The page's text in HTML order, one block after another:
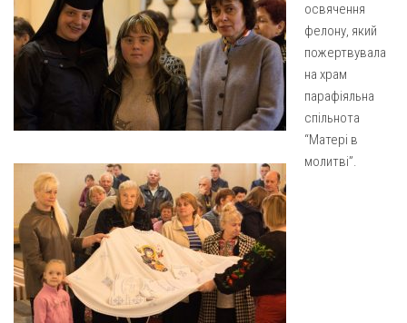
Квіти Слобожанщини
Харківщина
Трансляції
освячення
фелону, який
пожертвувала
на храм
парафіяльна
спільнота
“Матері в
молитві”.